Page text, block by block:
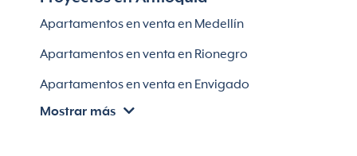
Apartamentos en venta en Medellín
Apartamentos en venta en Rionegro
Apartamentos en venta en Envigado
Apartamentos en venta en Itagüí
Mostrar más